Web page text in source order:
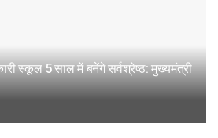
स्कूल 5 साल में बनेंगे सर्वश्रेष्ठ: मुख्यमंत्री